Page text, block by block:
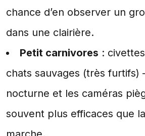
chance d’en observer un
dans une clairière.
Petit carnivores :
chats sauvages (très furtifs)
nocturne et les caméras
souvent plus efficaces que